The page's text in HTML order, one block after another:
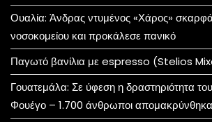
Ουαλία: Άνδρας ντυμένος «Χάρος»
νοσοκομείου και προκάλεσε πανικό
Παγωτό βανίλια με espresso (Stelios
Γουατεμάλα: Σε ύφεση η δραστηριότητα
Φουέγο – 1.700 άνθρωποι